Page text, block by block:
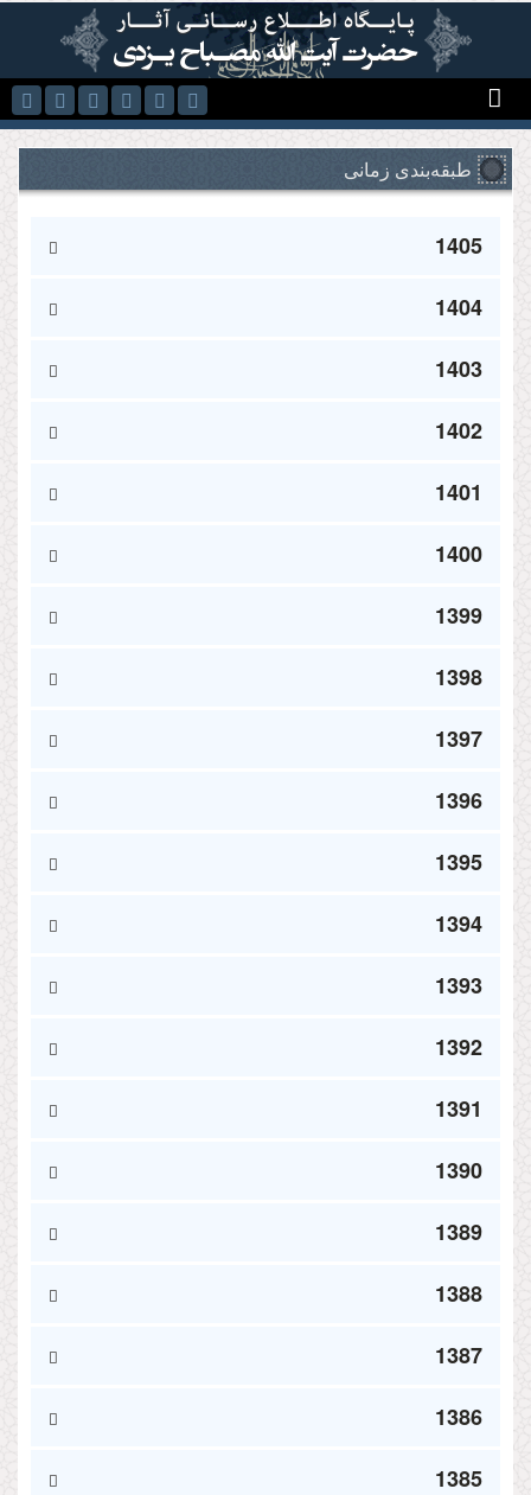
رفتن به محتوای اصلی
طبقه‌بندی زمانی
1405
1404
1403
1402
1401
1400
1399
1398
1397
1396
1395
1394
1393
1392
1391
1390
1389
1388
1387
1386
1385